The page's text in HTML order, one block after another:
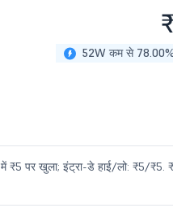
52W कम से
₹5 पर खुला; इंट्रा-डे हाई/लो: ₹5/